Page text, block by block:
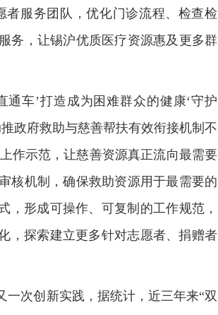
服务团队，优化门诊流程、检查检
务，让锡沪优质医疗资源惠及更多群
车’打造成为困难群众的健康‘守护
政府救助与慈善帮扶有效衔接机制不
作示范，让慈善资源真正流向最需要
核机制，确保救助资源用于最需要的
，形成可操作、可复制的工作规范，
，探索建立更多针对志愿者、捐赠者
一次创新实践，据统计，近三年来“双